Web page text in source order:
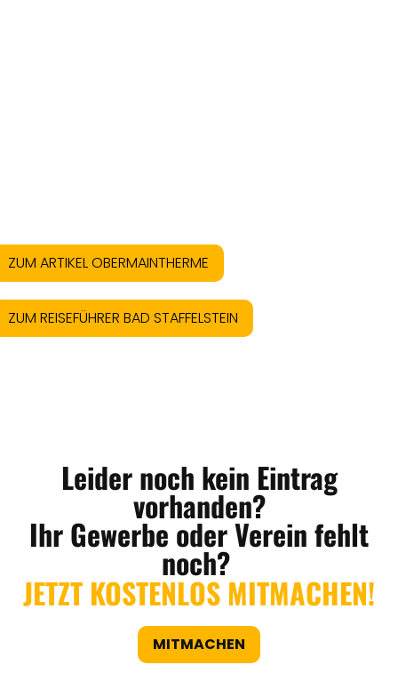
ZUM ARTIKEL OBERMAINTHERME
ZUM REISEFÜHRER BAD STAFFELSTEIN
Leider noch kein Eintrag
vorhanden?
Ihr Gewerbe oder Verein fehlt
noch?
JETZT KOSTENLOS MITMACHEN!
MITMACHEN